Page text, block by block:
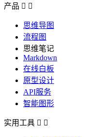
产品  
思维导图
流程图
思维笔记
Markdown
在线白板
原型设计
API服务
智能图形
实用工具  